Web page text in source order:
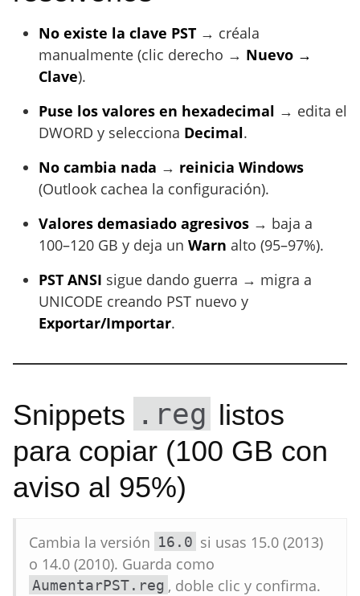
No existe la clave PST → créala
manualmente (clic derecho → Nuevo →
Clave).
Puse los valores en hexadecimal → edita el
DWORD y selecciona Decimal.
No cambia nada → reinicia Windows
(Outlook cachea la configuración).
Valores demasiado agresivos → baja a
100–120 GB y deja un Warn alto (95–97%).
PST ANSI sigue dando guerra → migra a
UNICODE creando PST nuevo y
Exportar/Importar.
Snippets .reg listos
para copiar (100 GB con
aviso al 95%)
Cambia la versión 16.0 si usas 15.0 (2013)
o 14.0 (2010). Guarda como
AumentarPST.reg , doble clic y confirma.